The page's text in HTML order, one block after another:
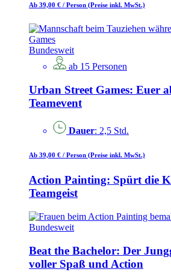
Ab 39,00 € / Person (Preise inkl. MwSt.)
Bundesweit
ab 15 Personen
Urban Street Games: Euer
Teamevent
Dauer: 2,5 Std.
Ab 39,00 € / Person (Preise inkl. MwSt.)
Action Painting: Spürt die
Teamgeist
Bundesweit
Beat the Bachelor: Der
voller Spaß und Action